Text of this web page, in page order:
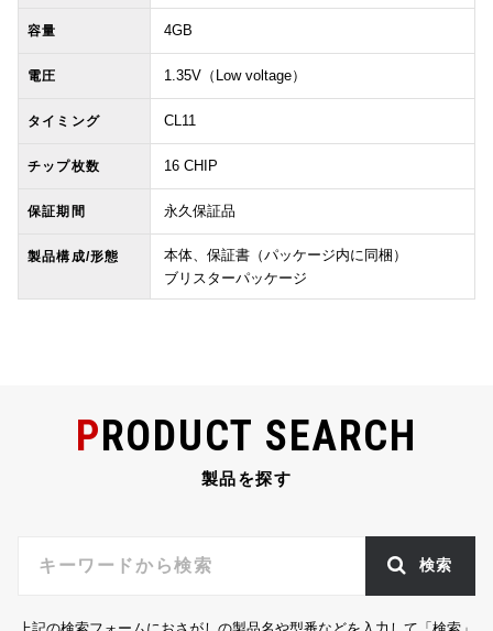
容量 4GB
電圧 1.35V（Low voltage）
タイミング CL11
チップ枚数 16 CHIP
保証期間 永久保証品
製品構成/形態
本体、保証書（パッケージ内に同梱）
ブリスターパッケージ
PRODUCT SEARCH
製品を探す
検索